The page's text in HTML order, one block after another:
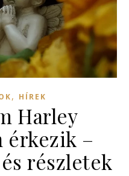
, HÍREK
Harley
érkezik –
részletek